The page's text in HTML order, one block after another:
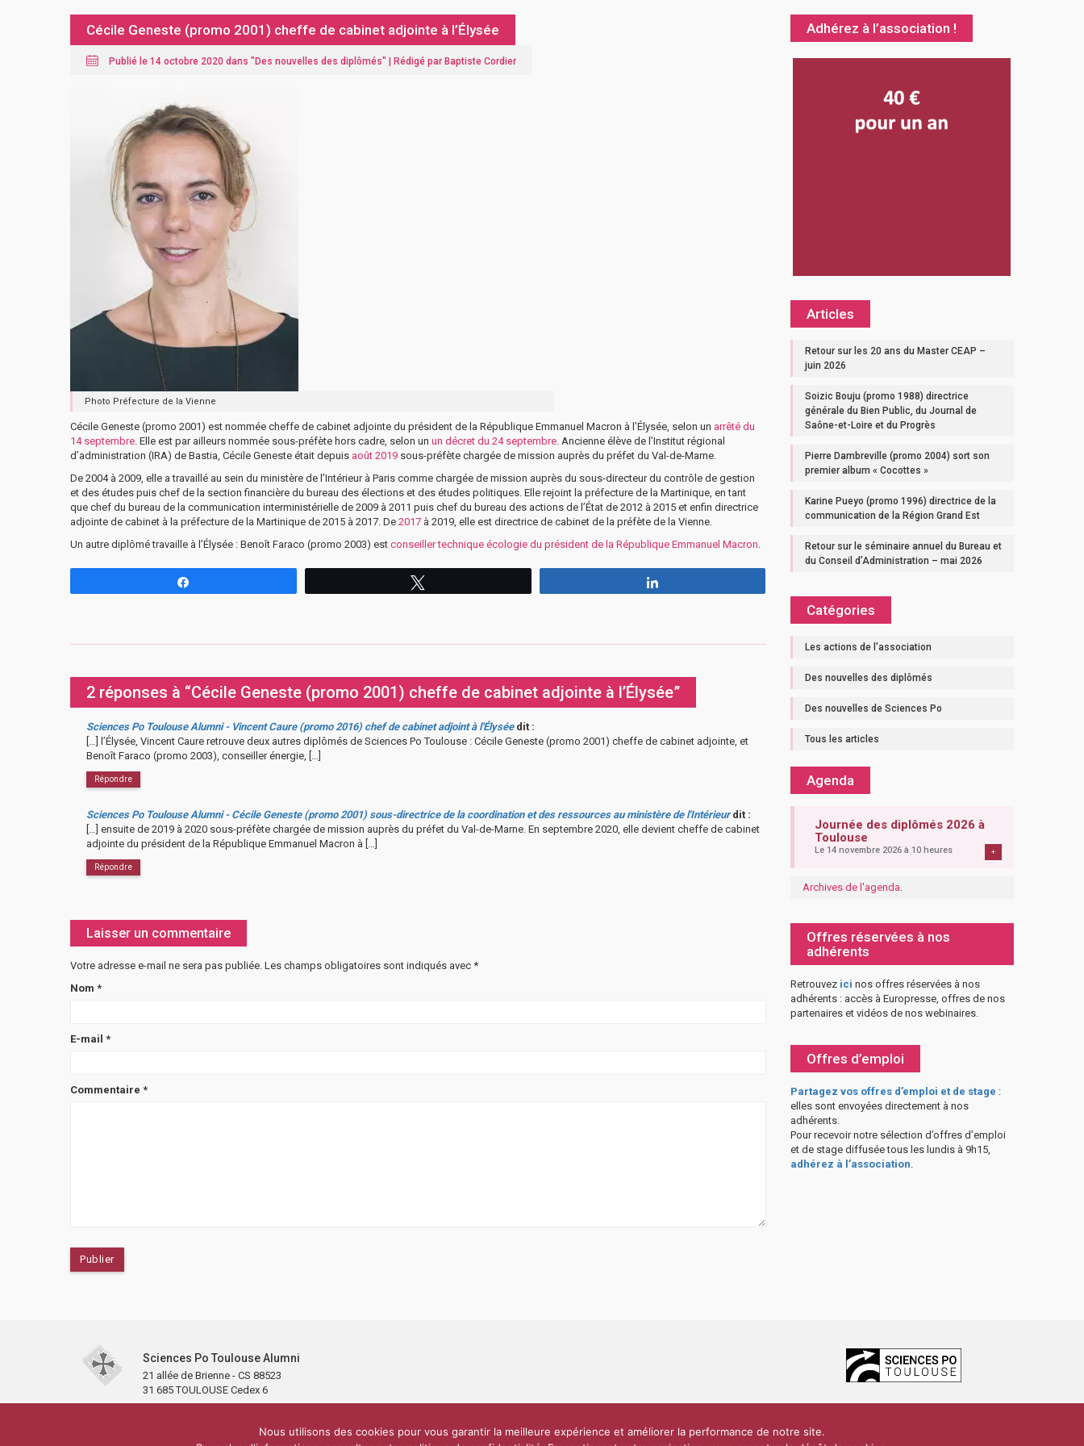
Cécile Geneste (promo 2001) cheffe de cabinet adjointe à l’Élysée
Publié le 14 octobre 2020 dans "Des nouvelles des diplômés" | Rédigé par Baptiste Cordier
Photo Préfecture de la Vienne
Cécile Geneste (promo 2001) est nommée cheffe de cabinet adjointe du président de la République Emmanuel Macron à l’Élysée, selon un arrêté du
14 septembre . Elle est par ailleurs nommée sous-préfète hors cadre, selon un un décret du 24 septembre . Ancienne élève de l’Institut régional
d’administration (IRA) de Bastia, Cécile Geneste était depuis août 2019 sous-préfète chargée de mission auprès du préfet du Val-de-Marne.
De 2004 à 2009, elle a travaillé au sein du ministère de l’Intérieur à Paris comme chargée de mission auprès du sous-directeur du contrôle de gestion
et des études puis chef de la section financière du bureau des élections et des études politiques. Elle rejoint la préfecture de la Martinique, en tant
que chef du bureau de la communication interministérielle de 2009 à 2011 puis chef du bureau des actions de l’État de 2012 à 2015 et enfin directrice
adjointe de cabinet à la préfecture de la Martinique de 2015 à 2017. De 2017 à 2019, elle est directrice de cabinet de la préfète de la Vienne.
Un autre diplômé travaille à l’Élysée : Benoît Faraco (promo 2003) est conseiller technique écologie du président de la République Emmanuel Macron
2 réponses à “Cécile Geneste (promo 2001) cheffe de cabinet adjointe à l’Élysée”
Sciences Po Toulouse Alumni - Vincent Caure (promo 2016) chef de cabinet adjoint à l'Élysée dit :
[…] l’Élysée, Vincent Caure retrouve deux autres diplômés de Sciences Po Toulouse : Cécile Geneste (promo 2001) cheffe de cabinet adjointe, et
Benoît Faraco (promo 2003), conseiller énergie, […]
Répondre
Sciences Po Toulouse Alumni - Cécile Geneste (promo 2001) sous-directrice de la coordination et des ressources au ministère de l'Intérieur dit :
[…] ensuite de 2019 à 2020 sous-préfète chargée de mission auprès du préfet du Val-de-Marne. En septembre 2020, elle devient cheffe de cabinet
adjointe du président de la République Emmanuel Macron à […]
Répondre
Laisser un commentaire
Votre adresse e-mail ne sera pas publiée. Les champs obligatoires sont indiqués avec *
Nom *
E-mail *
Commentaire *
Adhérez à l’association !
Articles
Retour sur les 20 ans du Master CEAP –
juin 2026
Soizic Bouju (promo 1988) directrice
générale du Bien Public, du Journal de
Saône-et-Loire et du Progrès
Pierre Dambreville (promo 2004) sort son
premier album « Cocottes »
Karine Pueyo (promo 1996) directrice de la
communication de la Région Grand Est
Retour sur le séminaire annuel du Bureau et
du Conseil d’Administration – mai 2026
Catégories
Les actions de l'association
Des nouvelles des diplômés
Des nouvelles de Sciences Po
Tous les articles
Agenda
Journée des diplômés 2026 à
Toulouse
Le 14 novembre 2026 à 10 heures +
Archives de l'agenda.
Offres réservées à nos
adhérents
Retrouvez ici nos offres réservées à nos
adhérents : accès à Europresse, offres de nos
partenaires et vidéos de nos webinaires.
Offres d’emploi
Partagez vos offres d’emploi et de stage :
elles sont envoyées directement à nos
adhérents.
Pour recevoir notre sélection d’offres d’emploi
et de stage diffusée tous les lundis à 9h15,
adhérez à l’association.
Sciences Po Toulouse Alumni
21 allée de Brienne - CS 88523
31 685 TOULOUSE Cedex 6
Carré Alumni de la bibliothèque de Sciences Po Toulouse
10 000 diplômés Réseau ScPo Mentions légales Politique de confidentialité Plan du site
Nous utilisons des cookies pour vous garantir la meilleure expérience et améliorer la performance de notre site.